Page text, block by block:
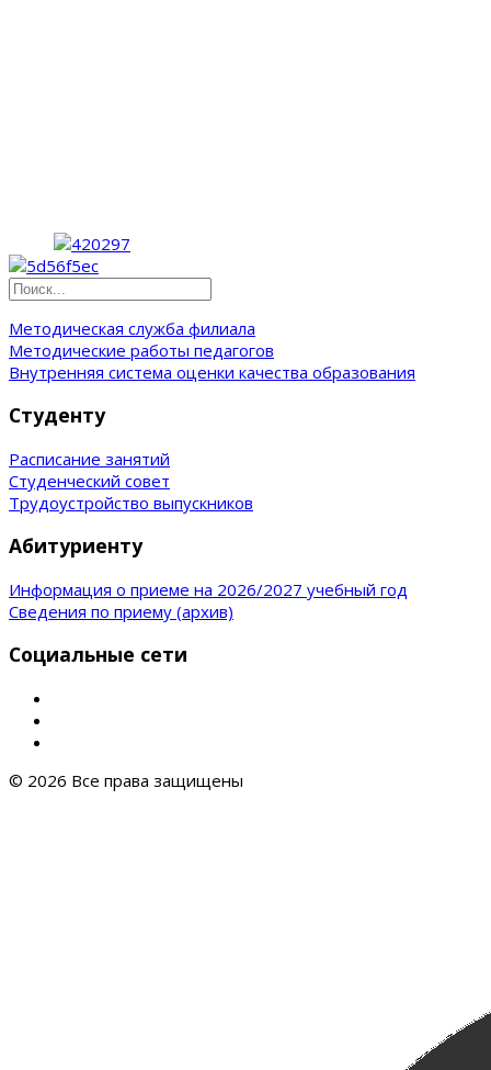
Методическая служба филиала
Методические работы педагогов
Внутренняя система оценки качества образования
Студенту
Расписание занятий
Студенческий совет
Трудоустройство выпускников
Абитуриенту
Информация о приеме на 2026/2027 учебный год
Сведения по приему (архив)
Социальные сети
© 2026 Все права защищены